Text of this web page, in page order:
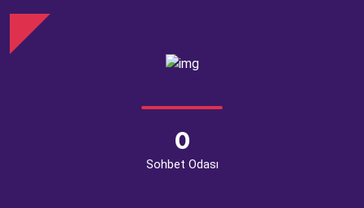
0
Sohbet Odası